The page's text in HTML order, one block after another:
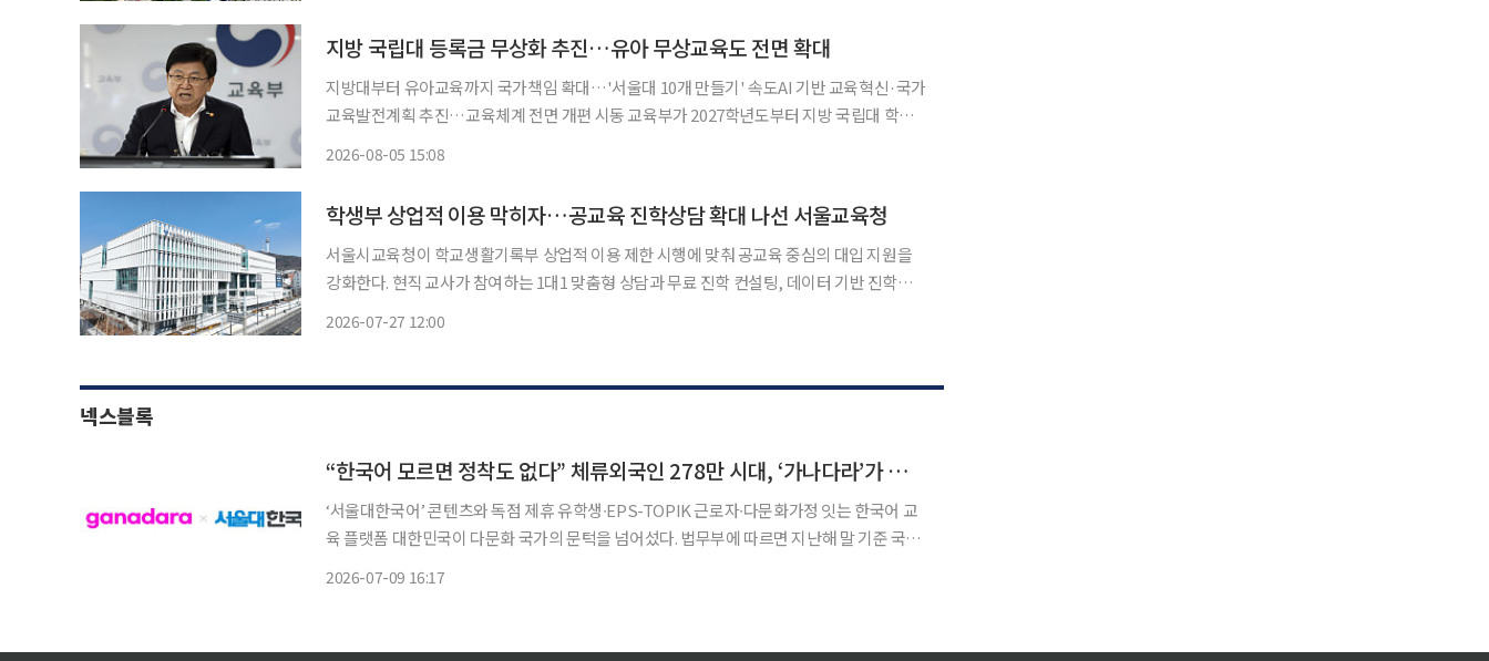
지방 국립대 등록금 무상화 추진…유아 무상교육도 전면 확대
지방대부터 유아교육까지 국가책임 확대…'서울대 10개 만들기' 속도AI 기반 교육혁신·국가
교육발전계획 추진…교육체계 전면 개편 시동 교육부가 2027학년도부터 지방 국립대 학생
2026-08-05 15:08
학생부 상업적 이용 막히자…공교육 진학상담 확대 나선 서울교육청
서울시교육청이 학교생활기록부 상업적 이용 제한 시행에 맞춰 공교육 중심의 대입 지원을
강화한다. 현직 교사가 참여하는 1대1 맞춤형 상담과 무료 진학 컨설팅, 데이터 기반 진학정
2026-07-27 12:00
넥스블록
“한국어 모르면 정착도 없다” 체류외국인 278만 시대, ‘가나다라’가 던진 승부수
‘서울대한국어’ 콘텐츠와 독점 제휴 유학생∙EPS-TOPIK 근로자∙다문화가정 잇는 한국어 교
육 플랫폼 대한민국이 다문화 국가의 문턱을 넘어섰다. 법무부에 따르면 지난해 말 기준 국내
2026-07-09 16:17